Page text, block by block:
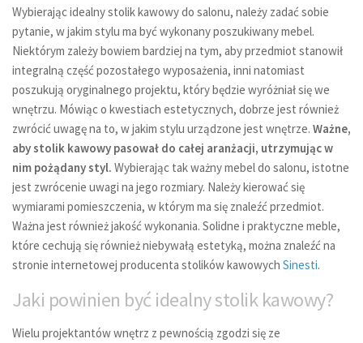
Wybierając idealny stolik kawowy do salonu, należy zadać sobie
pytanie, w jakim stylu ma być wykonany poszukiwany mebel.
Niektórym zależy bowiem bardziej na tym, aby przedmiot stanowił
integralną część pozostałego wyposażenia, inni natomiast
poszukują oryginalnego projektu, który będzie wyróżniał się we
wnętrzu. Mówiąc o kwestiach estetycznych, dobrze jest również
zwrócić uwagę na to, w jakim stylu urządzone jest wnętrze. Ważne,
aby stolik kawowy pasował do całej aranżacji, utrzymując w
nim pożądany styl. Wybierając tak ważny mebel do salonu, istotne
jest zwrócenie uwagi na jego rozmiary. Należy kierować się
wymiarami pomieszczenia, w którym ma się znaleźć przedmiot.
Ważna jest również jakość wykonania. Solidne i praktyczne meble,
które cechują się również niebywałą estetyką, można znaleźć na
stronie internetowej producenta stolików kawowych Sinesti.
Jaki powinien być idealny stolik kawowy?
Wielu projektantów wnętrz z pewnością zgodzi się ze